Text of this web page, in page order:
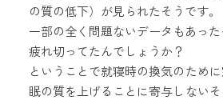
の質の低下）が見られたそうです。
一部の全く問題ないデータもあった
疲れ切ってたんでしょうか？
ということで就寝時の換気のため
眠の質を上げることに寄与しない